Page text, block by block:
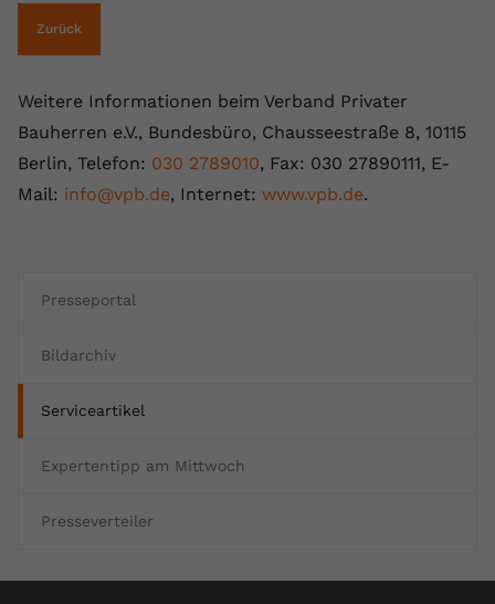
Presseportal
Bildarchiv
Serviceartikel
Expertentipp am Mittwoch
Presseverteiler
Zurück
Weitere Informationen beim Verband Privater
Bauherren e.V., Bundesbüro, Chausseestraße 8, 10115
Berlin, Telefon: 030 2789010, Fax: 030 27890111, E-
Mail: info@vpb.de, Internet: www.vpb.de.
Anbieter
Laufzeit
Dieser von YouTube gesetzte Cookie
registriert eine eindeutige ID, um
Videos von YouTube der Nutzer
gesehen hat.
Laufzeit
speichern, der eingebettete YouTube-